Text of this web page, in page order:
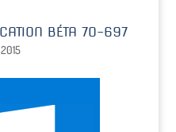
BÉTA 70-697